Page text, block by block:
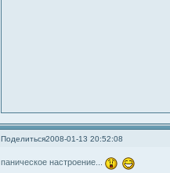
Поделиться2008-01-13 20:52:08
паническое настроение...